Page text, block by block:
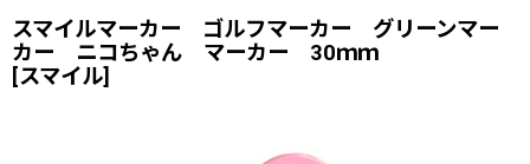
スマイルマーカー ゴルフマーカー グリーンマー
カー ニコちゃん マーカー 30ｍｍ
[スマイル]